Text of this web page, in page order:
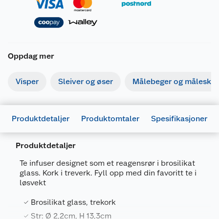
Oppdag mer
Visper Sleiver og øser Målebeger og måleskje
Produktdetaljer Produktomtaler Spesifikasjoner
Produktdetaljer
Te infuser designet som et reagensrør i brosilikat
glass. Kork i treverk. Fyll opp med din favoritt te i
løsvekt
Brosilikat glass, trekork
Str: Ø 2,2cm, H 13,3cm
Generelt
Artikkelnummer
Leverandørens artikkelnummer